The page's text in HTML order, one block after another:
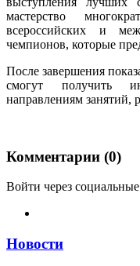
мастерство
всероссийских и
чемпионов, которые
После завершения
смогут получить
направлениям занятий,
Комментарии (0)
Войти через социальные
Новости